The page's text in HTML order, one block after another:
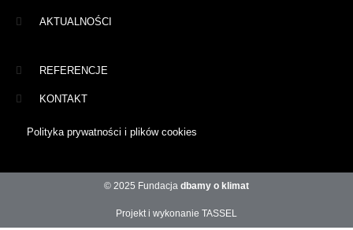
AKTUALNOŚCI
REFERENCJE
KONTAKT
Polityka prywatności i plików cookies
© 2025 Fundacja dbamy o klimat
Projekt i wykonanie TASSEL